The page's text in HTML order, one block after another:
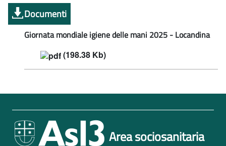
Documenti
Giornata mondiale igiene delle mani 2025 - Locandina
(198.38 Kb)
Area sociosanitaria